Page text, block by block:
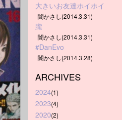
大きいお友達ホイホイ
闇かさし(2014.3.31)
朧
闇かさし(2014.3.31)
#DanEvo
闇かさし(2014.3.28)
ARCHIVES
2024(1)
2023(4)
2020(2)